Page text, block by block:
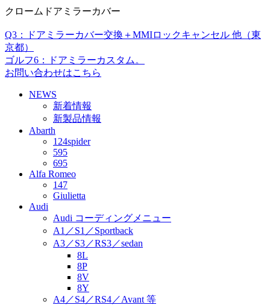
クロームドアミラーカバー
Q3：ドアミラーカバー交換＋MMIロックキャンセル 他（東
京都）
ゴルフ6：ドアミラーカスタム。
お問い合わせはこちら
NEWS
新着情報
新製品情報
Abarth
124spider
595
695
Alfa Romeo
147
Giulietta
Audi
Audi コーディングメニュー
A1／S1／Sportback
A3／S3／RS3／sedan
8L
8P
8V
8Y
A4／S4／RS4／Avant 等